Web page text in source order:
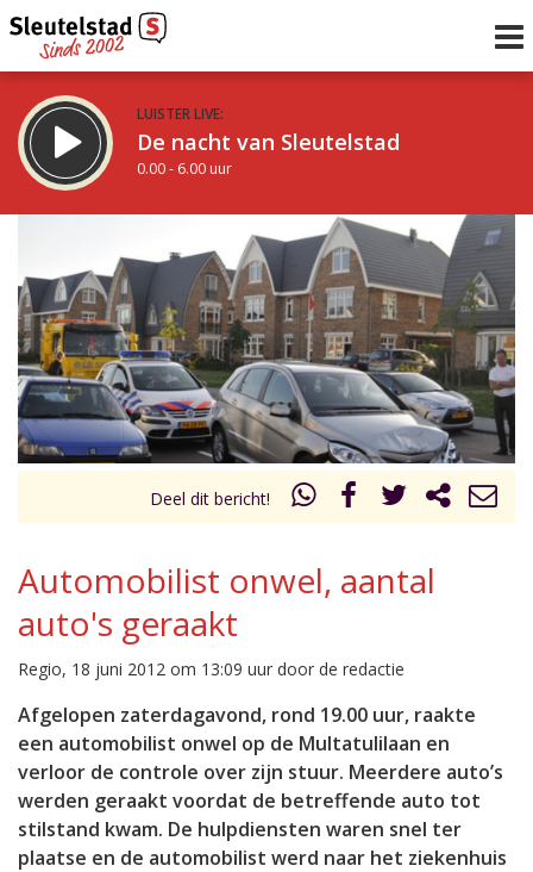
LUISTER LIVE:
De nacht van Sleutelstad
0.00 - 6.00 uur
De ochtend van Sleutelstad
6.00 - 12.00 uur
Vorig uur
uur 1 van 0 Volgend uur
Inklappen
Deel dit bericht!
Automobilist onwel, aantal
auto's geraakt
Regio, 18 juni 2012 om 13:09 uur door de redactie
Afgelopen zaterdagavond, rond 19.00 uur, raakte
een automobilist onwel op de Multatulilaan en
verloor de controle over zijn stuur. Meerdere auto’s
werden geraakt voordat de betreffende auto tot
stilstand kwam. De hulpdiensten waren snel ter
plaatse en de automobilist werd naar het ziekenhuis